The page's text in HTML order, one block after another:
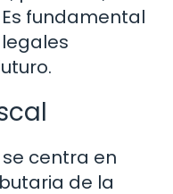
fundamental
centra en
de la